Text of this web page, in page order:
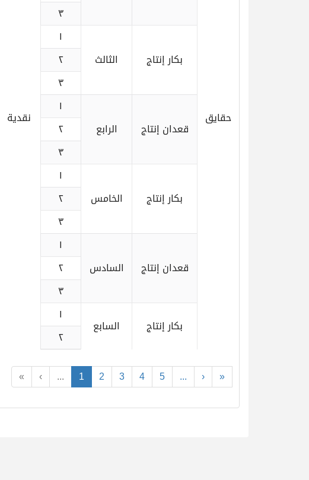
« ‹ ... 1 2 3 4 5 ... › »
حقايق نقدية
٣
بكار إنتاج الثالث
١
٢
٣
قعدان إنتاج الرابع
١
٢
٣
بكار إنتاج الخامس
١
٢
٣
قعدان إنتاج السادس
١
٢
٣
بكار إنتاج
السابع
١
٢